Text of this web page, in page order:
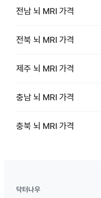
전남 뇌 MRI 가격
전북 뇌 MRI 가격
제주 뇌 MRI 가격
충남 뇌 MRI 가격
충북 뇌 MRI 가격
닥터나우